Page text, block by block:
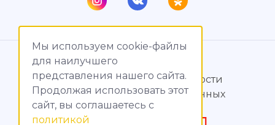
Мы используем cookie-файлы
для наилучшего
представления нашего сайта.
Продолжая использовать этот
сайт, вы соглашаетесь c
политикой
© МагияТока, 2015 – 2026
Политика конфиденциальности
Обработка персональных данных
Создание сайтов